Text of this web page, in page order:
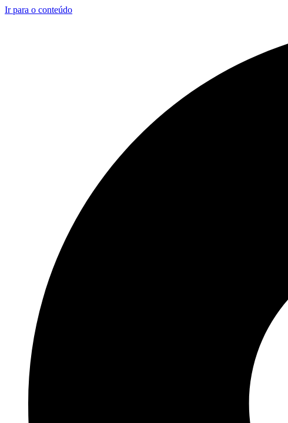
Ir para o conteúdo